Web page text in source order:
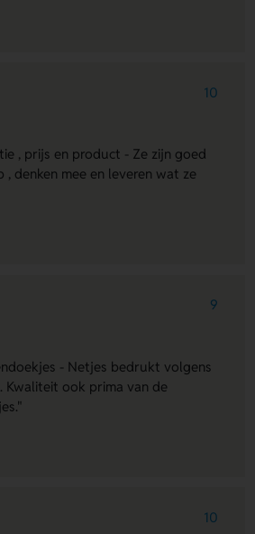
10
, prijs en product - Ze zijn goed
, denken mee en leveren wat ze
9
- Netjes bedrukt volgens
ook prima van de
10